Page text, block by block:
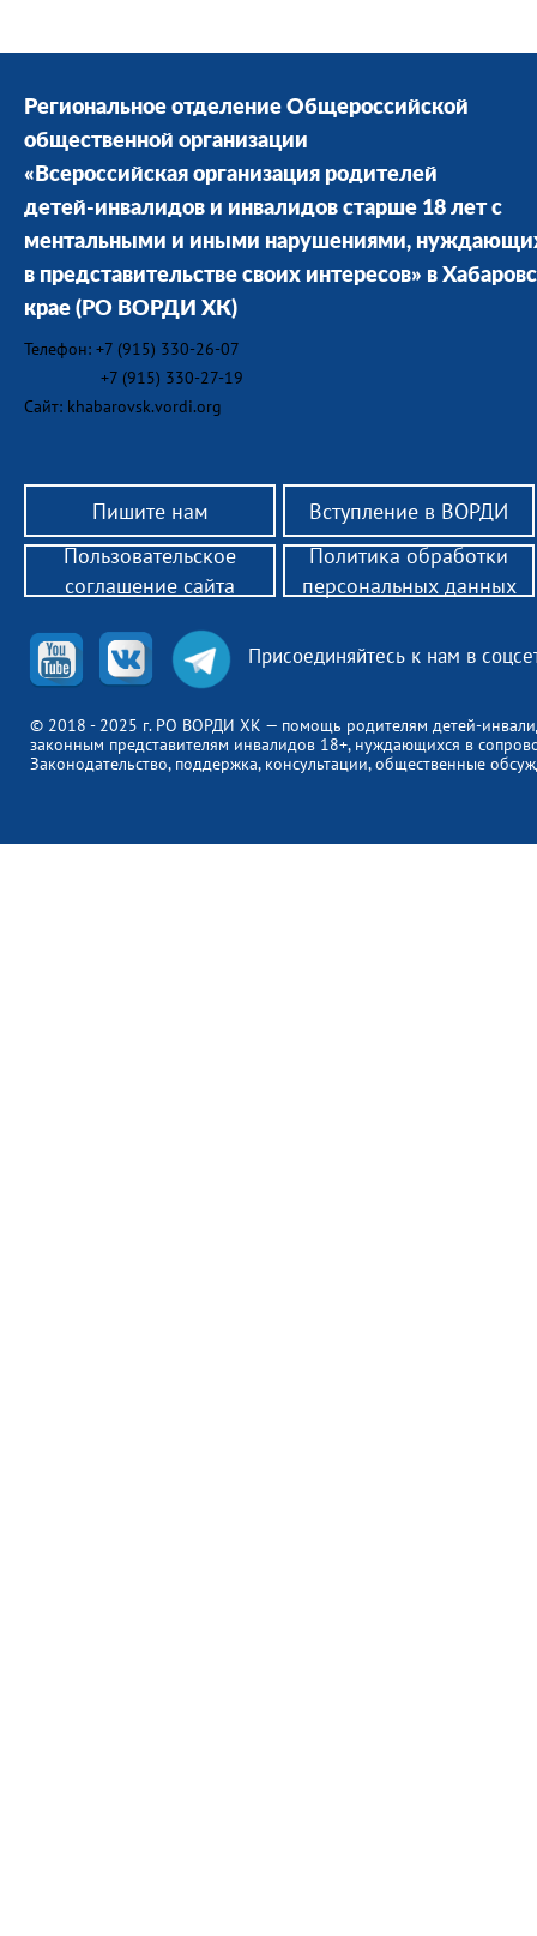
Региональное отделение Общероссийской
общественной организации
«Всероссийская организация родителей
детей-инвалидов и инвалидов старше 18 лет с
ментальными и иными нарушениями,
в представительстве своих интересов» в
крае (РО ВОРДИ ХК)
Телефон: +7 (915) 330-26-07
+7 (915) 330-27-19
Сайт: khabarovsk.vordi.org
Пишите нам Вступление в ВОРДИ
© 2018 - 2025 г. РО ВОРДИ ХК — помощь родителям детей-
законным представителям инвалидов 18+, нуждающихся в
Законодательство, поддержка, консультации, общественные
Присоединяйтесь к нам в
Пользовательское
соглашение сайта
Политика обработки
персональных данных